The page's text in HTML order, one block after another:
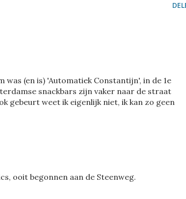
(en is) 'Automatiek Constantijn', in de 1e
snackbars zijn vaker naar de straat
gebeurt weet ik eigenlijk niet, ik kan zo geen
ooit begonnen aan de Steenweg.